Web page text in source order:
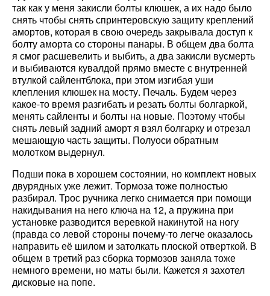
так как у меня закисли болты клюшек, а их надо было
снять чтобы снять спринтеровскую защиту креплений
амортов, которая в свою очередь закрывала доступ к
болту аморта со стороны панары. В общем два болта
я смог расшевелить и выбить, а два закисли вусмерть
и выбиваются кувалдой прямо вместе с внутренней
втулкой сайлентблока, при этом изгибая уши
клепления клюшек на мосту. Печаль. Будем через
какое-то время разгибать и резать болты болгаркой,
менять сайленты и болты на новые. Поэтому чтобы
снять левый задний аморт я взял болгарку и отрезал
мешающую часть защиты. Полуоси обратным
молотком выдернул.
Подши пока в хорошем состоянии, но комплект новых
двурядных уже лежит. Тормоза тоже полностью
разбирал. Трос ручника легко снимается при помощи
накидывания на него ключа на 12, а пружина при
установке разводится веревкой накинутой на ногу
(правда со левой стороны почему-то легче оказалось
направить её шилом и затолкать плоской отверткой. В
общем в третий раз сборка тормозов заняла тоже
немного времени, но маты были. Кажется я захотел
дисковые на попе.